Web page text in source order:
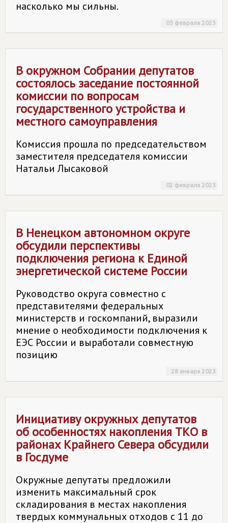
насколько мы сильны.
03 февраля 2023
В окружном Собрании депутатов
состоялось заседание постоянной
комиссии по вопросам
государственного устройства и
местного самоуправления
Комиссия прошла по председательством
заместителя председателя комиссии
Натальи Лысаковой
02 февраля 2023
В Ненецком автономном округе
обсудили перспективы
подключения региона к Единой
энергетической системе России
Руководство округа совместно с
представителями федеральных
министерств и госкомпаний, выразили
мнение о необходимости подключения к
ЕЭС России и выработали совместную
позицию
28 января 2023
Инициативу окружных депутатов
об особенностях накопления ТКО в
районах Крайнего Севера обсудили
в Госдуме
Окружные депутаты предложили
изменить максимальный срок
складирования в местах накопления
твердых коммунальных отходов с 11 до